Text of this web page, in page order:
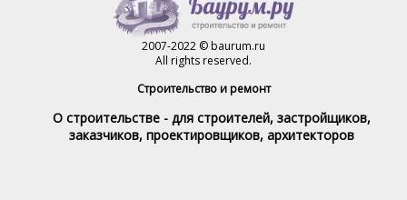
2007-2022 © baurum.ru
All rights reserved.
Строительство и ремонт
О строительстве - для строителей, застройщиков,
заказчиков, проектировщиков, архитекторов